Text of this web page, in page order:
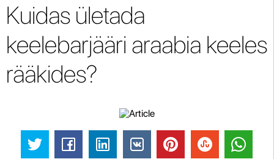
Kuidas ületada
keelebarjääri araabia keeles
rääkides?